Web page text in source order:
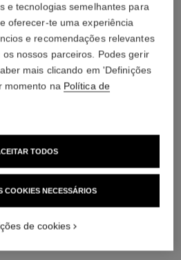
brilhante com um total de 0,10
peça podem variar**
e tecnologias semelhantes para
oferecer-te uma experiência
e recomendações relevantes
nossos parceiros. Podes gerir
mais clicando em 'Definições
momento na Política de
COOKIES NECESSÁRIOS
TODOS
de cookies